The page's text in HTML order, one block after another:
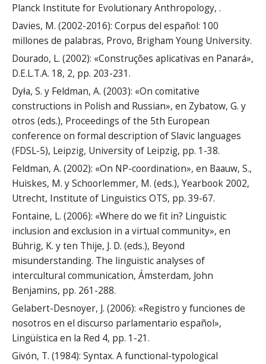
Planck Institute for Evolutionary Anthropology, .
Davies, M. (2002-2016): Corpus del español: 100
millones de palabras, Provo, Brigham Young University.
Dourado, L. (2002): «Construções aplicativas en Panará»,
D.E.L.T.A. 18, 2, pp. 203-231.
Dyła, S. y Feldman, A. (2003): «On comitative
constructions in Polish and Russian», en Zybatow, G. y
otros (eds.), Proceedings of the 5th European
conference on formal description of Slavic languages
(FDSL-5), Leipzig, University of Leipzig, pp. 1-38.
Feldman, A. (2002): «On NP-coordination», en Baauw, S.,
Huiskes, M. y Schoorlemmer, M. (eds.), Yearbook 2002,
Utrecht, Institute of Linguistics OTS, pp. 39-67.
Fontaine, L. (2006): «Where do we fit in? Linguistic
inclusion and exclusion in a virtual community», en
Bührig, K. y ten Thije, J. D. (eds.), Beyond
misunderstanding. The linguistic analyses of
intercultural communication, Ámsterdam, John
Benjamins, pp. 261-288.
Gelabert-Desnoyer, J. (2006): «Registro y funciones de
nosotros en el discurso parlamentario español»,
Lingüística en la Red 4, pp. 1-21.
Givón, T. (1984): Syntax. A functional-typological